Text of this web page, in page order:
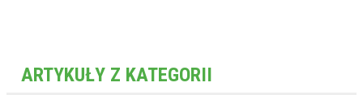
ARTYKUŁY Z KATEGORII